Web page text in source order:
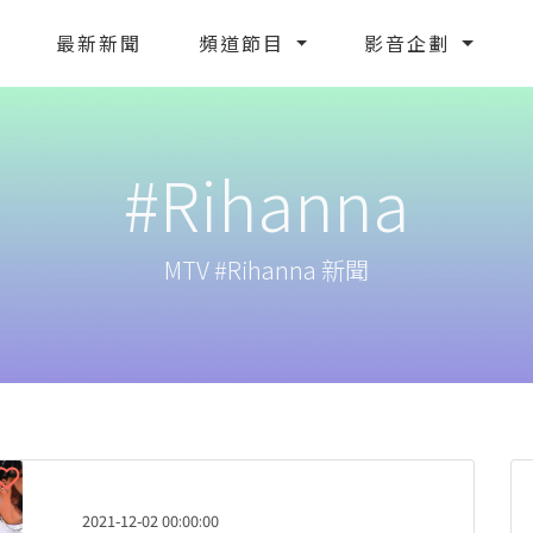
最新新聞 頻道節目 影音企劃
#Rihanna
MTV #Rihanna 新聞
2021-12-02 00:00:00